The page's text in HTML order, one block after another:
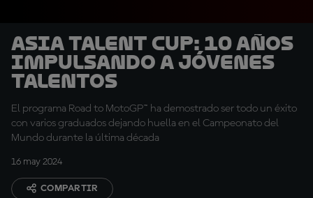
Asia Talent Cup: 10 años
impulsando a jóvenes
talentos
El programa Road to MotoGP™ ha demostrado ser todo un éxito
con varios graduados dejando huella en el Campeonato del
Mundo durante la última década
16 may 2024
COMPARTIR